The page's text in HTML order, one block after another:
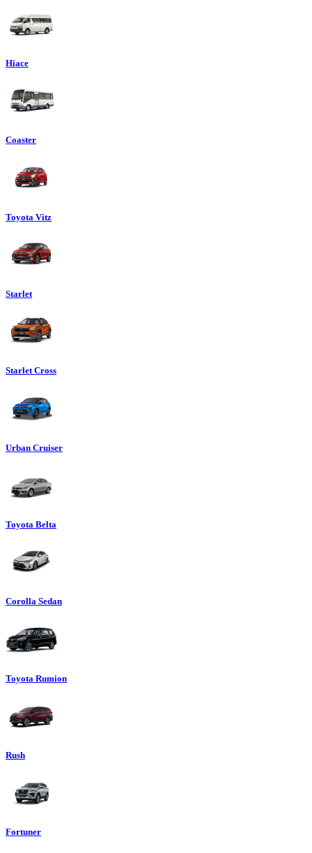
Hiace
Coaster
Toyota Vitz
Starlet
Starlet Cross
Urban Cruiser
Toyota Belta
Corolla Sedan
Toyota Rumion
Rush
Fortuner